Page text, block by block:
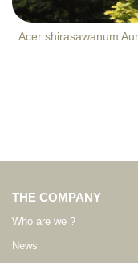
Acer shirasawanum
THE COMPANY
Who are we ?
News